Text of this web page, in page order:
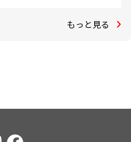
もっと見る